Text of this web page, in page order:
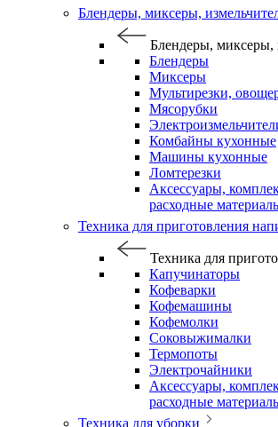
Блендеры, миксеры,
Блендеры, миксеры,
Блендеры
Миксеры
Мультирезки,
Мясорубки
Комбайны кухонные
Машины кухонные
Ломтерезки
Аксессуары,
расходные
Техника для приготовления
Техника для
Капучинаторы
Кофеварки
Кофемашины
Кофемолки
Соковыжималки
Термопоты
Электрочайники
Аксессуары,
расходные
Техника для уборки